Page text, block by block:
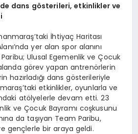
dans gösterileri, etkinlikler ve
İhtiyaç Haritası
yer alan spor alanını
Ulusal Egemenlik ve Çocuk
alanda görev yapan antrenörlerin
hazırladığı dans gösterileriyle
etkinlikler, oyunlarla ve
atölyelerle devam etti. 23
ve Çocuk Bayramı coşkusunu
da taşıyan Team Paribu,
gençlerle bir araya geldi.